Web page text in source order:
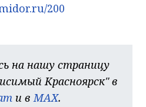
200
на нашу страницу
Красноярск" в
и вMAX.